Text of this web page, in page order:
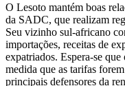
O Lesoto mantém boas
da SADC, que realizam
Seu vizinho sul-africano
importações, receitas de
expatriados. Espera-se
medida que as tarifas
principais defensores da